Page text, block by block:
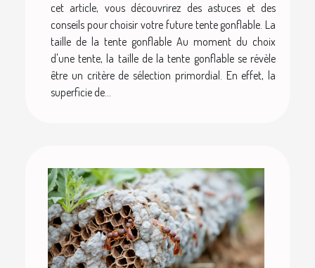
cet article, vous découvrirez des astuces et des
conseils pour choisir votre future tente gonflable. La
taille de la tente gonflable Au moment du choix
d'une tente, la taille de la tente gonflable se révèle
être un critère de sélection primordial. En effet, la
superficie de...